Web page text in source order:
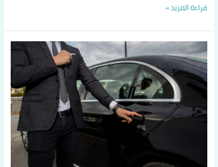
قراءة المزيد »
تطبيقات
تاكسي
في
الكويت
اتصل
بنا